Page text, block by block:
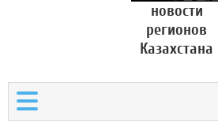
новости
регионов
Казахстана